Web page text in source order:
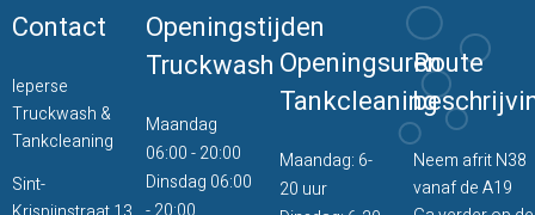
Contact
Ieperse
Truckwash &
Tankcleaning
Sint-
Openingstijden
Truckwash
Maandag
06:00 - 20:00
Dinsdag 06:00
Openingsuren
Tankcleaning
Maandag: 6-
20 uur
Route
Neem afrit N38
vanaf de A19